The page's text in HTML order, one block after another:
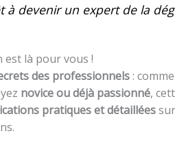
à devenir un expert de la
là pour vous !
des professionnels :
novice ou déjà passionné,
pratiques et détaillées